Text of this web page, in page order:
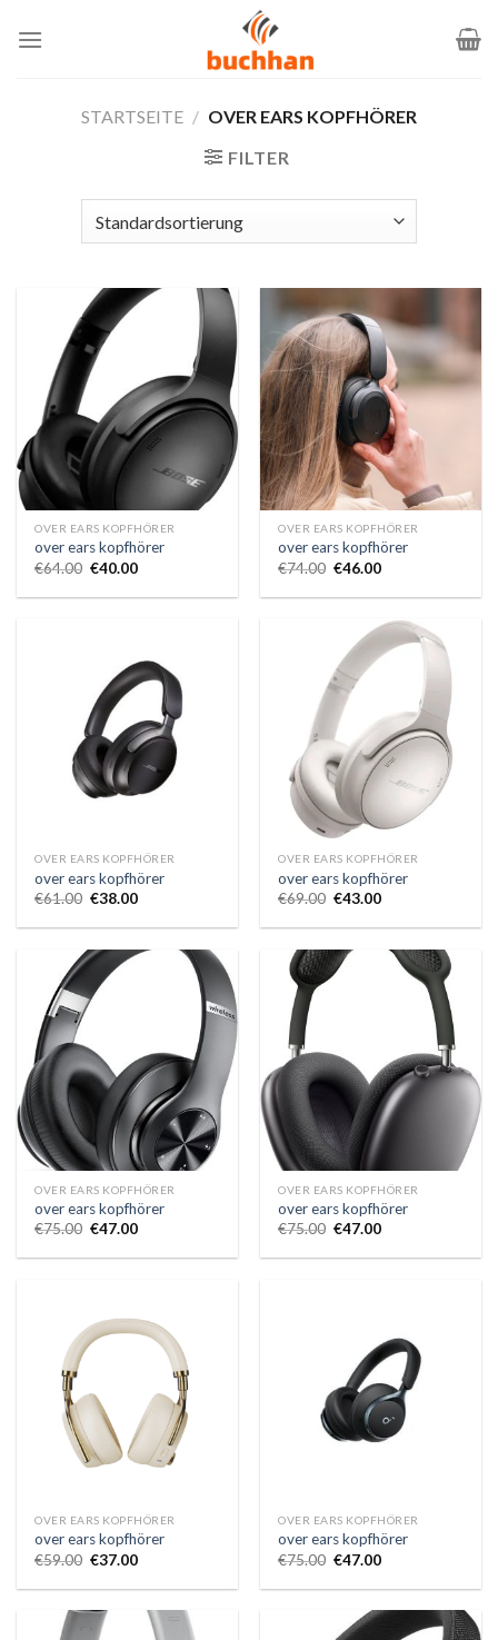
Inhalt
STARTSEITE / OVER EARS KOPFHÖRER
FILTER
OVER EARS KOPFHÖRER
over ears kopfhörer
€64.00 €40.00
OVER EARS KOPFHÖRER
over ears kopfhörer
€74.00 €46.00
OVER EARS KOPFHÖRER
over ears kopfhörer
€61.00 €38.00
OVER EARS KOPFHÖRER
over ears kopfhörer
€69.00 €43.00
OVER EARS KOPFHÖRER
over ears kopfhörer
€75.00 €47.00
OVER EARS KOPFHÖRER
over ears kopfhörer
€75.00 €47.00
OVER EARS KOPFHÖRER
over ears kopfhörer
€59.00 €37.00
OVER EARS KOPFHÖRER
over ears kopfhörer
€75.00 €47.00